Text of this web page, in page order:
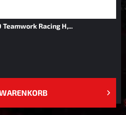
Teamwork Racing H,...